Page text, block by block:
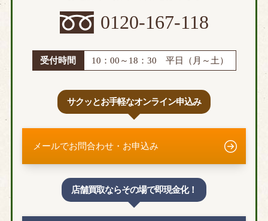
0120-167-118
受付時間 10：00～18：30 平日（月～土）
サクッとお手軽なオンライン申込み
メールでお問合わせ・お申込み
店舗買取ならその場で即現金化！